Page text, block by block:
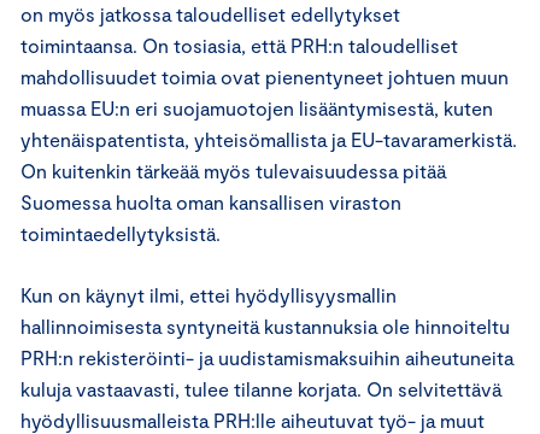
on myös jatkossa taloudelliset edellytykset
toimintaansa. On tosiasia, että PRH:n taloudelliset
mahdollisuudet toimia ovat pienentyneet johtuen muun
muassa EU:n eri suojamuotojen lisääntymisestä, kuten
yhtenäispatentista, yhteisömallista ja EU-tavaramerkistä.
On kuitenkin tärkeää myös tulevaisuudessa pitää
Suomessa huolta oman kansallisen viraston
toimintaedellytyksistä.
Kun on käynyt ilmi, ettei hyödyllisyysmallin
hallinnoimisesta syntyneitä kustannuksia ole hinnoiteltu
PRH:n rekisteröinti- ja uudistamismaksuihin aiheutuneita
kuluja vastaavasti, tulee tilanne korjata. On selvitettävä
hyödyllisuusmalleista PRH:lle aiheutuvat työ- ja muut